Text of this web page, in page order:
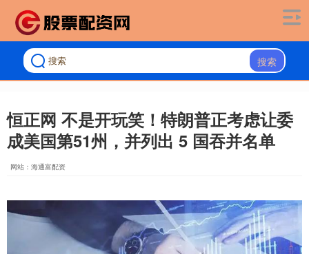
搜索
恒正网 不是开玩笑！特朗普正考虑让委
成美国第51州，并列出 5 国吞并名单
网站：海通富配资